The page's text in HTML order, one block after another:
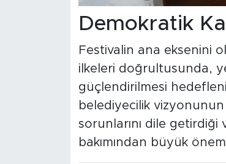
Demokratik
Festivalin ana eksenini
ilkeleri doğrultusunda,
güçlendirilmesi
belediyecilik
sorunlarını dile getirdiği
bakımından büyük